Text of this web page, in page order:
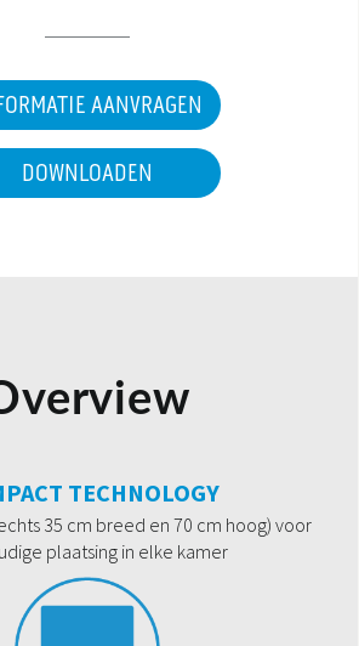
AANVRAGEN
DOWNLOADEN
TECHNOLOGY
35 cm breed en 70 cm hoog) voor
plaatsing in elke kamer